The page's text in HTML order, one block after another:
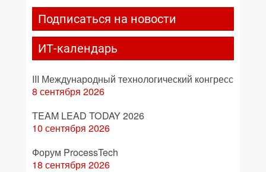
Подписаться на новости
ИТ-календарь
III Международный технологический конгресс
8 сентября 2026
TEAM LEAD TODAY 2026
10 сентября 2026
Форум ProcessTech
18 сентября 2026